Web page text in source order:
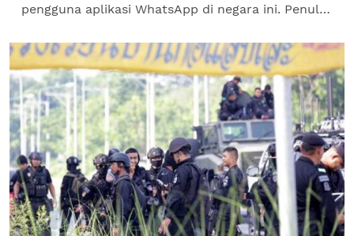
pengguna aplikasi WhatsApp di negara ini. Penulis
yang memaparkan...